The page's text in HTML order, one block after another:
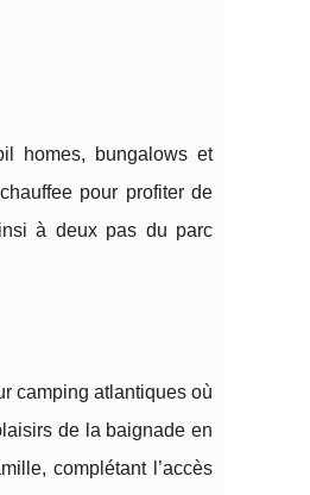
homes, bungalows et
pour profiter de
à deux pas du parc
camping atlantiques où
de la baignade en
complétant l’accès